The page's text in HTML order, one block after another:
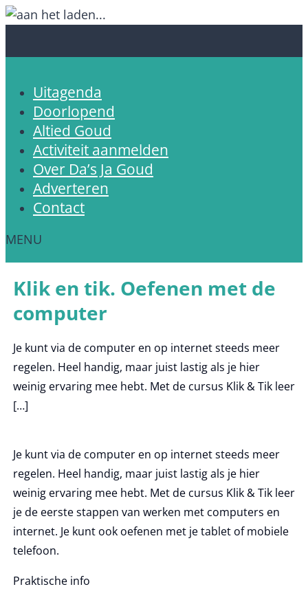
Uitagenda
Doorlopend
Altied Goud
Activiteit aanmelden
Over Da’s Ja Goud
Adverteren
Contact
Klik en tik. Oefenen met de
computer
Je kunt via de computer en op internet steeds meer
regelen. Heel handig, maar juist lastig als je hier
weinig ervaring mee hebt. Met de cursus Klik & Tik leer
[…]
Je kunt via de computer en op internet steeds meer
regelen. Heel handig, maar juist lastig als je hier
weinig ervaring mee hebt. Met de cursus Klik & Tik leer
je de eerste stappen van werken met computers en
internet. Je kunt ook oefenen met je tablet of mobiele
telefoon.
Praktische info